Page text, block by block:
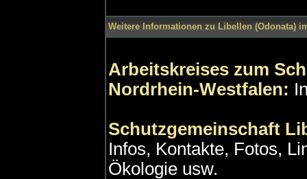
Weitere Informationen zu Libellen (Odonata)
Arbeitskreises zum
Nordrhein-Westfalen:
Schutzgemeinschaft
Infos, Kontakte, Fotos,
Ökologie usw.